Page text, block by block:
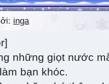
inga
những giọt nước
bạn khóc.